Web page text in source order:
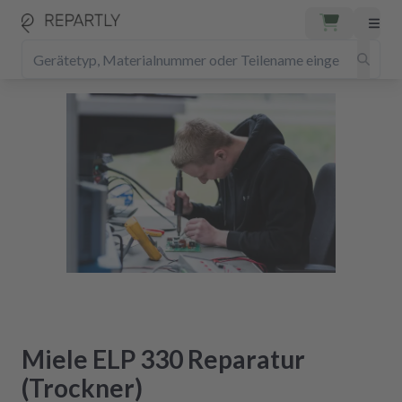
Miele ELP 330 Reparatur
(Trockner)